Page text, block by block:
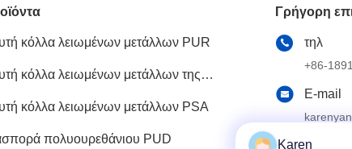
κόλλα λειωμένων μετάλλων PUR
κόλλα λειωμένων μετάλλων της
κόλλα λειωμένων μετάλλων PSA
πολυουρεθάνιου PUD
Γρήγορη
τηλ
+86-
E-mail
Karen